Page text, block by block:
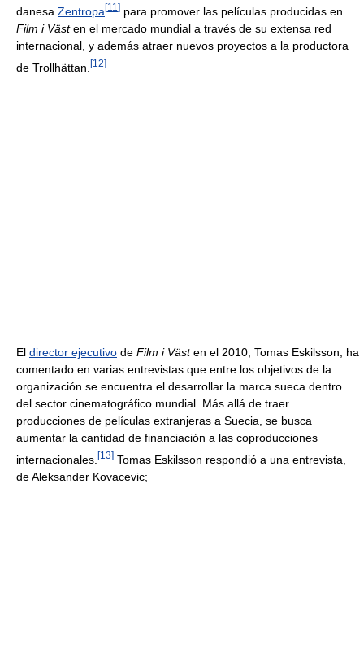
danesa Zentropa[11 ] para promover las películas producidas en
Film i Västen el mercado mundial a través de su extensa red
internacional, y además atraer nuevos proyectos a la productora
de Trollhättan. [12]
El director ejecutivo de Film i Västen el 2010, Tomas Eskilsson, ha
comentado en varias entrevistas que entre los objetivos de la
organización se encuentra el desarrollar la marca sueca dentro
del sector cinematográfico mundial. Más allá de traer
producciones de películas extranjeras a Suecia, se busca
aumentar la cantidad de financiación a las coproducciones
internacionales. [13] Tomas Eskilsson respondió a una entrevista,
de Aleksander Kovacevic;